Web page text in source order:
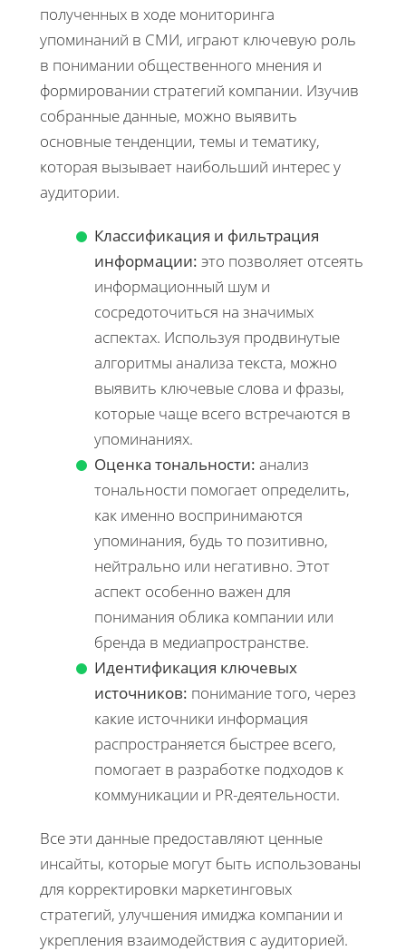
полученных в ходе мониторинга
упоминаний в СМИ, играют ключевую роль
в понимании общественного мнения и
формировании стратегий компании. Изучив
собранные данные, можно выявить
основные тенденции, темы и тематику,
которая вызывает наибольший интерес у
аудитории.
Классификация и фильтрация
информации: это позволяет отсеять
информационный шум и
сосредоточиться на значимых
аспектах. Используя продвинутые
алгоритмы анализа текста, можно
выявить ключевые слова и фразы,
которые чаще всего встречаются в
упоминаниях.
Оценка тональности: анализ
тональности помогает определить,
как именно воспринимаются
упоминания, будь то позитивно,
нейтрально или негативно. Этот
аспект особенно важен для
понимания облика компании или
бренда в медиапространстве.
Идентификация ключевых
источников: понимание того, через
какие источники информация
распространяется быстрее всего,
помогает в разработке подходов к
коммуникации и PR-деятельности.
Все эти данные предоставляют ценные
инсайты, которые могут быть использованы
для корректировки маркетинговых
стратегий, улучшения имиджа компании и
укрепления взаимодействия с аудиторией.